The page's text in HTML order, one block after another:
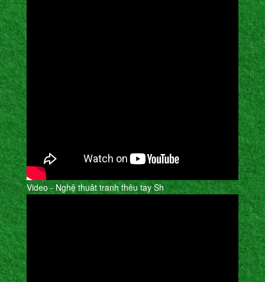
Video - Nghệ thuât tranh thêu tay Sh